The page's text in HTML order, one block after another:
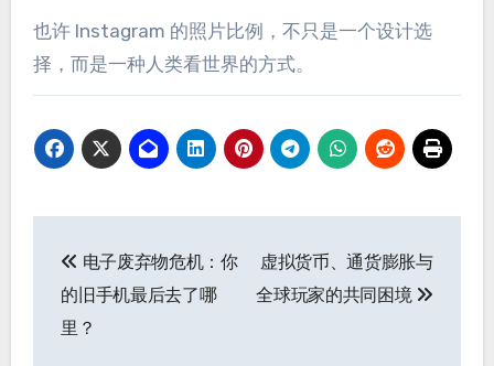
也许 Instagram 的照片比例，不只是一个设计选
择，而是一种人类看世界的方式。
章
导
电子废弃物危机：你
的旧手机最后去了哪
里？
虚拟货币、通货膨胀与
全球玩家的共同困境